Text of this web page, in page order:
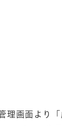
理画面より